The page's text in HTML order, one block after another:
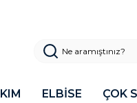
ELBİSE ÇOK